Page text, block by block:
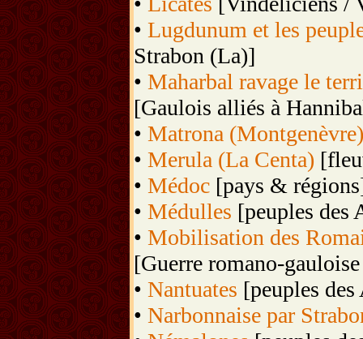
• Lugdunum et les
Strabon (La)]
• Maharbal ravage le
[Gaulois alliés à
• Matrona (Montgenèvre)
• Merula (La Centa)
• Médoc [pays &
• Médulles [peuples des
• Mobilisation des
[Guerre romano-
• Nantuates [peuples
• Narbonnaise par